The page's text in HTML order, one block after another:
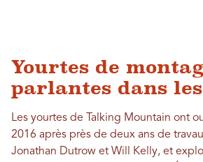
Yourtes de
parlantes dans
Les yourtes de Talking Mountain ont
2016 après près de deux ans de
Jonathan Dutrow et Will Kelly, et